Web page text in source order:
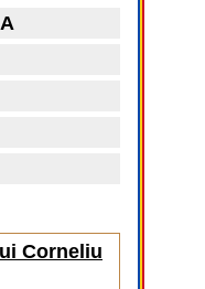
Corneliu